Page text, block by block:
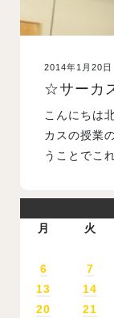
オープンキャン
訪問者別メニュ
2014年1月20日
☆サーカ
こんにちは
カスの授業
うことでこ
月
火
6
7
13
14
20
21